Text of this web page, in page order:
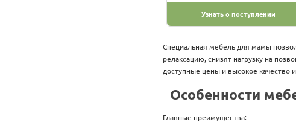
Узнать о поступлении
Специальная мебель для мамы
релаксацию, снизят нагрузку на
доступные цены и высокое качество
Особенности
Главные преимущества: